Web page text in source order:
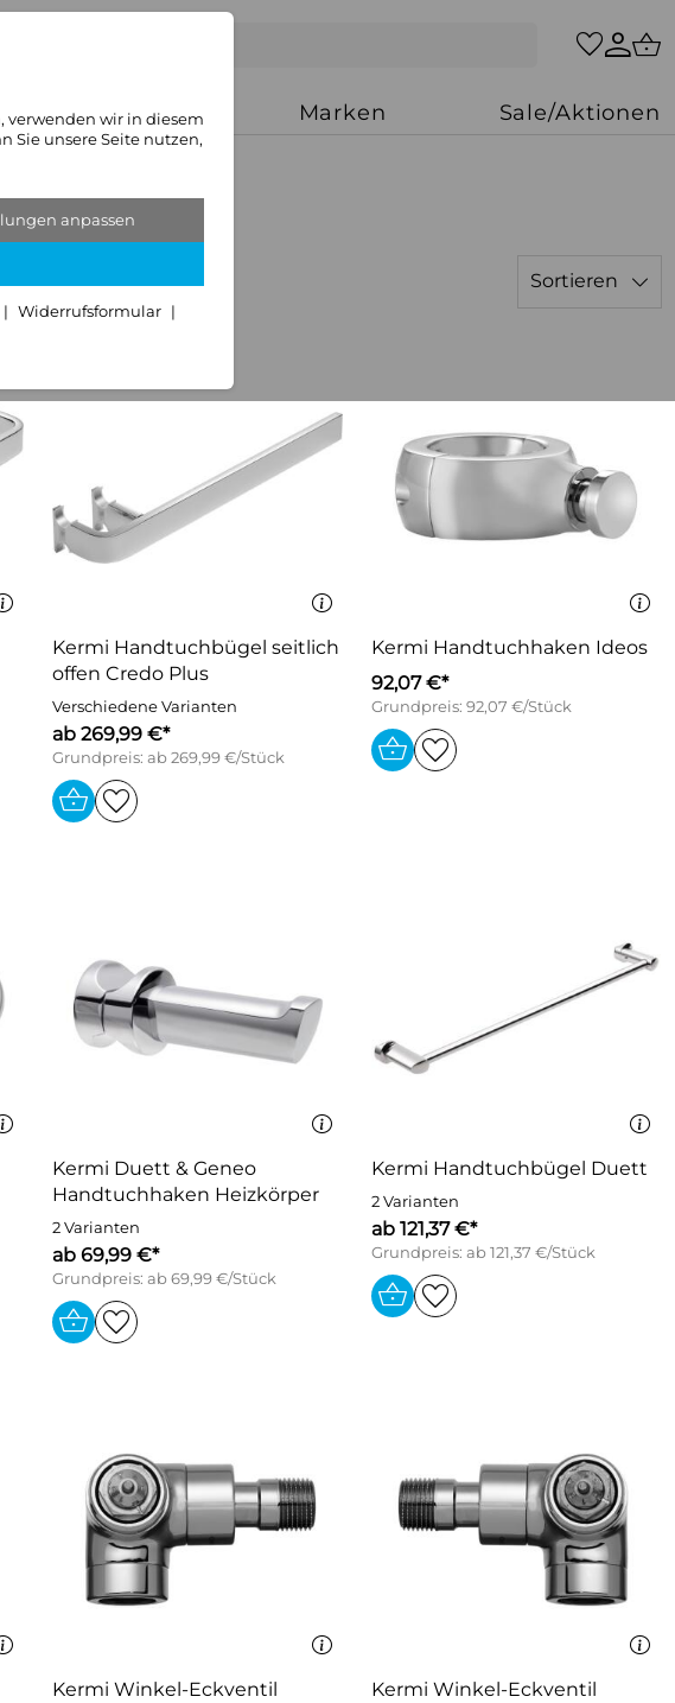
verwenden wir in diesem
Sie unsere Seite nutzen,
anpassen
Widerrufsformular
& Heizung Marken Sale/Aktionen
Sortieren
Kermi Handtuchbügel seitlich
offen Credo Plus
Verschiedene Varianten
ab 269,99 €*
Grundpreis: ab 269,99 €/Stück
Kermi Handtuchhaken Ideos
92,07 €*
Grundpreis: 92,07 €/Stück
Kermi Duett & Geneo
Handtuchhaken Heizkörper
2 Varianten
ab 69,99 €*
Grundpreis: ab 69,99 €/Stück
Kermi Handtuchbügel Duett
2 Varianten
ab 121,37 €*
Grundpreis: ab 121,37 €/Stück
Kermi Winkel-Eckventil
Kermi Winkel-Eckventil